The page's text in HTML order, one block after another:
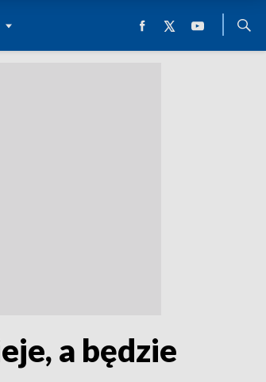
a będzie